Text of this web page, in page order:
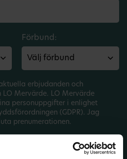
Förbund:
erbjudanden och
LO Mervärde. LO Mervärde
personuppgifter i enlighet
(GDPR). Jag
prenumerationen.